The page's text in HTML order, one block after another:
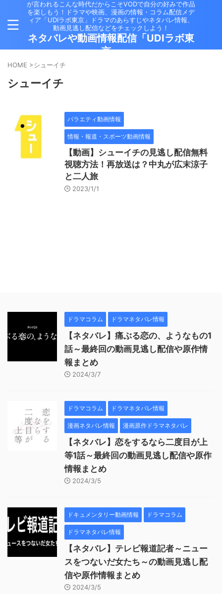
が言われるこんな時代だからこそVODで自分の好みで作品
を楽しもう！ドラマや映画、漫画の情報・コラム配信メデ
ィア「UDIラボ東京」ドラマのあらすじやネタバレ情報、
動画見逃し配信などをチェックしよう！
ネタバレや動画情報配信「UDIラボ東
京」
HOME >シューイチ
シューイチ
バラエティ動画情報
情報・報道・スポーツ動画情報
【動画】シューイチの見逃し配信無料
視聴方法！再放送は？中丸が広末涼子
と二人旅
2023/1/1
ドラマコラム ドラマネタバレ情報
【ネタバレ】痛ぶる恋の、ようなもの1
話～最終回の動画見逃し配信や原作情
報まとめ
2024/3/7
ドラマコラム ドラマネタバレ情報
漫画ネタバレ情報 漫画原作ドラマネタバレ
【ネタバレ】恋をするなら二度目が上
等1話～最終回の動画見逃し配信や原作
情報まとめ
2024/3/5
ドキュメンタリー動画情報 ドラマコラム
ドラマネタバレ情報
【ネタバレ】テレビ報道記者～ニュー
スをつないだ女たち～の動画見逃し配
信や原作情報まとめ
2024/3/5